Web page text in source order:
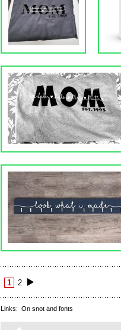
1 2
Links: On snot and fonts